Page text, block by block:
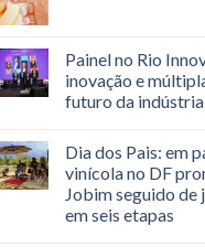
Painel no Rio
inovação e
futuro da
Dia dos Pais: em
vinícola no DF
Jobim seguido de
em seis etapas